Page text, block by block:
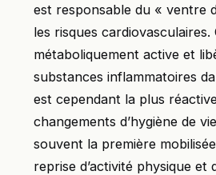
est responsable du « ventre
les risques cardiovasculaires.
métaboliquement active et
substances inflammatoires
est cependant la plus
changements d’hygiène de
souvent la première
reprise d’activité physique et